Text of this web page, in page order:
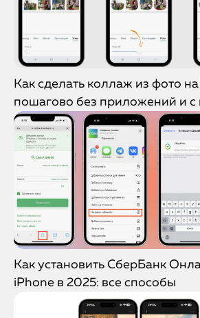
Как сделать коллаж из фото
пошагово без приложений и с
Как установить СберБанк
iPhone в 2025: все способы